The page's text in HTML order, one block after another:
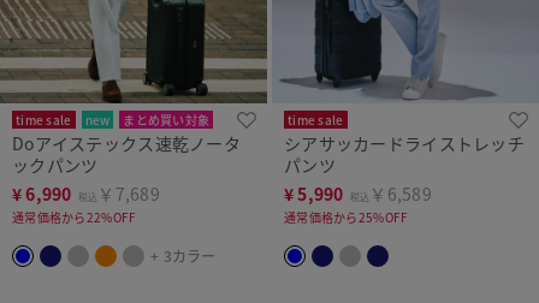
time sale new まとめ買い対象
Doアイステックス速乾ノータ
ックパンツ
¥6,990 税込 ￥7,689
通常価格から22%OFF
+ 3カラー
time sale
シアサッカードライストレッチ
パンツ
¥5,990 税込 ￥6,589
通常価格から25%OFF